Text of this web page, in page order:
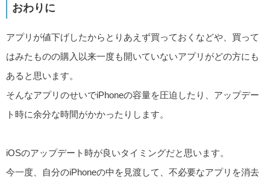
おわりに
アプリが値下げしたからとりあえず買っておくなどや、買って
はみたものの購入以来一度も開いていないアプリがどの方にも
あると思います。
そんなアプリのせいでiPhoneの容量を圧迫したり、アップデー
ト時に余分な時間がかかったりします。
iOSのアップデート時が良いタイミングだと思います。
今一度、自分のiPhoneの中を見渡して、不必要なアプリを消去